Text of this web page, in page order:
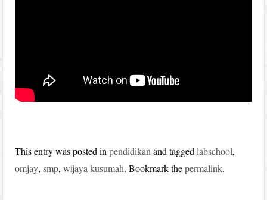
This entry was posted inpendidikan and taggedlabschool,
omjay,smp,wijaya kusumah. Bookmark thepermalink.